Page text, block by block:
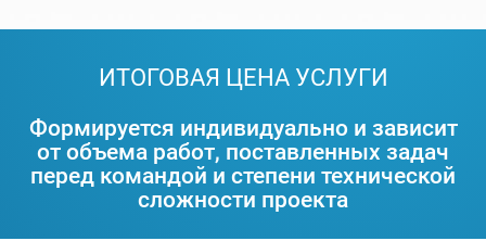
ИТОГОВАЯ ЦЕНА УСЛУГИ
Формируется индивидуально и зависит
от объема работ, поставленных задач
перед командой и степени технической
сложности проекта